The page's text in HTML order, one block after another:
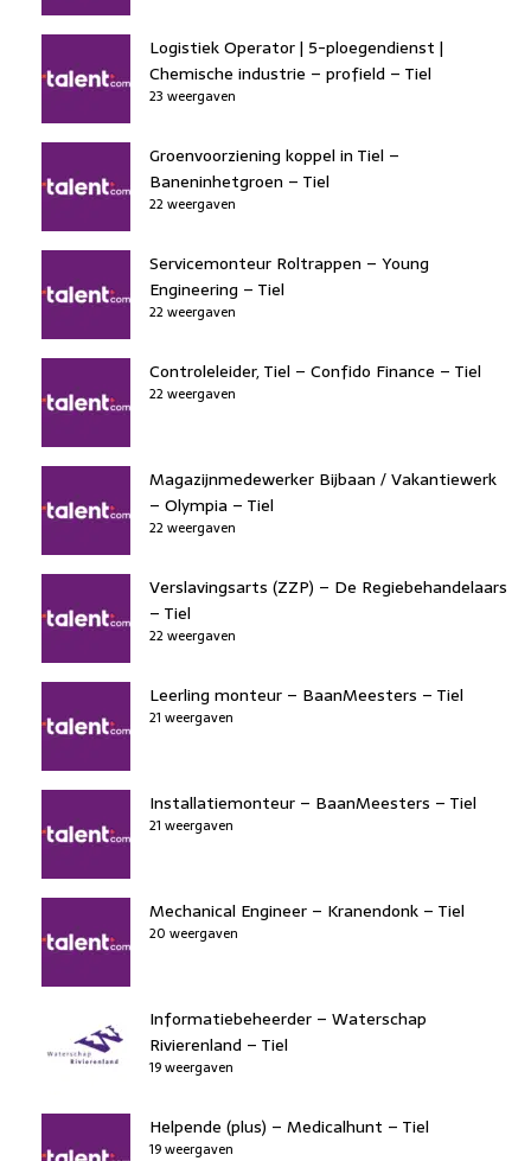
Logistiek Operator | 5-ploegendienst |
Chemische industrie – profield – Tiel
23 weergaven
Groenvoorziening koppel in Tiel –
Baneninhetgroen – Tiel
22 weergaven
Servicemonteur Roltrappen – Young
Engineering – Tiel
22 weergaven
Controleleider, Tiel – Confido Finance – Tiel
22 weergaven
Magazijnmedewerker Bijbaan / Vakantiewerk
– Olympia – Tiel
22 weergaven
Verslavingsarts (ZZP) – De Regiebehandelaars
– Tiel
22 weergaven
Leerling monteur – BaanMeesters – Tiel
21 weergaven
Installatiemonteur – BaanMeesters – Tiel
21 weergaven
Mechanical Engineer – Kranendonk – Tiel
20 weergaven
Informatiebeheerder – Waterschap
Rivierenland – Tiel
19 weergaven
Helpende (plus) – Medicalhunt – Tiel
19 weergaven